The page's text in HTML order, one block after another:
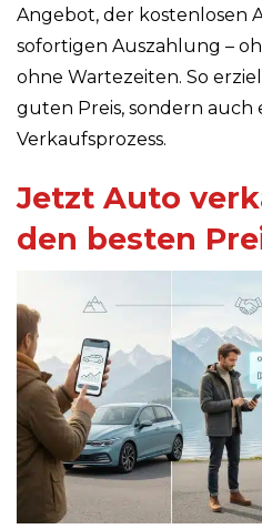
Angebot, der kostenlosen
sofortigen Auszahlung –
ohne Wartezeiten. So
guten Preis, sondern auch
Verkaufsprozess.
Jetzt Auto
den besten